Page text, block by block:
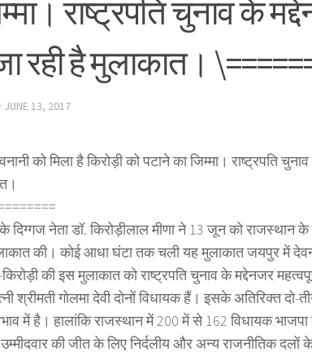
राष्ट्रपति चुनाव के
रही है मुलाकात।
· JUNE 13, 2017
को मिला है किरोड़ी को पटाने का जिम्मा। राष्ट्रपति
दिग्गज नेता डॉ. किरोड़ीलाल मीणा ने 13 जून को राजस्थान के
की। कोई आधा घंटा तक चली यह मुलाकात जयपुर में
की इस मुलाकात को राष्ट्रपति चुनाव के मद्देनजर
श्रीमती गोलमा देवी दोनों विधायक हैं। इसके अतिरिक्त दो-
में है। हालांकि राजस्थान में 200 में से 162 विधायक
की जीत के लिए निर्दलीय और अन्य राजनीतिक